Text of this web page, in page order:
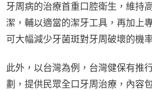
牙周病的治療首重口腔衛生，維持
潔，輔以適當的潔牙工具，再加上
可大幅減少牙菌斑對牙周破壞的機
此外，以台灣為例，台灣健保有推
劃，提供民眾全口牙周治療，內容